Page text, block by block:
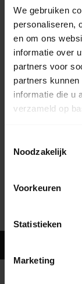
We gebruiken
personaliseren,
en om ons
informatie over
partners voor
partners
informatie die u
verzameld op
Noodzakelijk
Voorkeuren
Statistieken
Marketing